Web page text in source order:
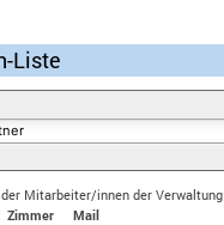
Liste
Mitarbeiter/innen der Verwaltung
Zimmer
Mail